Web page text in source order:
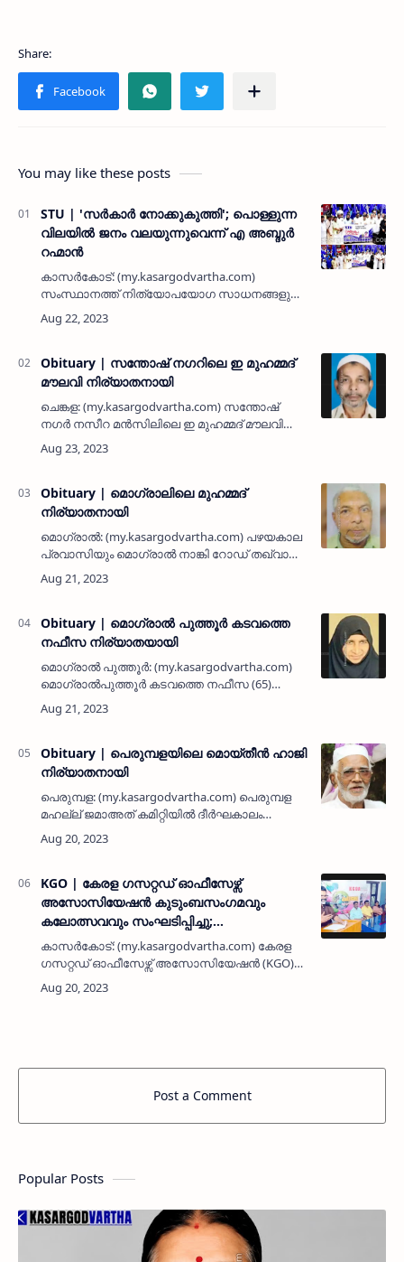
You may like these posts
STU | 'സര്‍കാര്‍ നോക്കുകുത്തി'; പൊള്ളുന്ന
വിലയില്‍ ജനം വലയുന്നുവെന്ന് എ അബ്ദുര്‍
റഹ്മാന്‍
കാസര്‍കോട്: (my.kasargodvartha.com)
സംസ്ഥാനത്ത് നിത്യോപയോഗ സാധനങ്ങളുടെ
പൊള്ളുന്ന വിലയില്‍ ജനം വലയുമ്പോള്‍
ഭരിക്കുന്ന ഇടതുപക്ഷ സര്‍കാരും പൊതുവിതരണ
Obituary | സന്തോഷ് നഗറിലെ ഇ മുഹമ്മദ്
മൗലവി നിര്യാതനായി
ചെങ്കള: (my.kasargodvartha.com) സന്തോഷ്
നഗർ നസീറ മൻസിലിലെ ഇ മുഹമ്മദ് മൗലവി
പൈക്കം (73) നിര്യാതനായി. പരേതരായ പൈക്ക
അബ്ബാസ് മുസ്ലിയാർ - സൈനബ് ദമ്പതികളുടെ
Obituary | മൊഗ്രാലിലെ മുഹമ്മദ്
നിര്യാതനായി
മൊഗ്രാല്‍: (my.kasargodvartha.com) പഴയകാല
പ്രവാസിയും മൊഗ്രാല്‍ നാങ്കി റോഡ് തഖ്വാ
നഗറിലെ താമസക്കാരനുമായ മുഹമ്മദ് (65)
നിര്യാതനായി. ഭാര്യ: ആമിന. മക്കള്‍: റഊഫ്,
Obituary | മൊഗ്രാല്‍ പുത്തൂര്‍ കടവത്തെ
നഫീസ നിര്യാതയായി
മൊഗ്രാല്‍ പുത്തൂര്‍: (my.kasargodvartha.com)
മൊഗ്രാല്‍പുത്തൂര്‍ കടവത്തെ നഫീസ (65)
നിര്യാതയായി. കാസര്‍കോട് നഗരത്തിലെ
വസ്ത്ര വ്യാപാര സ്ഥാപനമായ ഐവ
Obituary | പെരുമ്പളയിലെ മൊയ്തീൻ ഹാജി
നിര്യാതനായി
പെരുമ്പള: (my.kasargodvartha.com) പെരുമ്പള
മഹല്ല് ജമാഅത് കമിറ്റിയിൽ ദീര്‍ഘകാലം
ഭാരവാഹിയും മുസ്ലിം ലീഗ് നേതാവുമായിരുന്ന
പെരുമ്പളയിലെ മൊയ്തീന്‍ ഹാജി (84)
KGO | കേരള ഗസറ്റഡ് ഓഫീസേഴ്സ്
അസോസിയേഷൻ കുടുംബസംഗമവും
കലോത്സവവും സംഘടിപ്പിച്ചു;
വർഗീയതകൾക്കും വിഭാഗീയതകൾക്കും
എതിരായ പ്രതിരോധം അനിവാര്യമെന്ന്
ഡോ. എ എം ശ്രീധരൻ
കാസർകോട്: (my.kasargodvartha.com) കേരള
ഗസറ്റഡ് ഓഫീസേഴ്സ് അസോസിയേഷൻ (KGO)
വിദ്യാനഗർ ഏരിയ കമിറ്റിയുടെ
ആഭിമുഖ്യത്തിൽ കുടുംബസംഗമവും
Post a Comment
Popular Posts